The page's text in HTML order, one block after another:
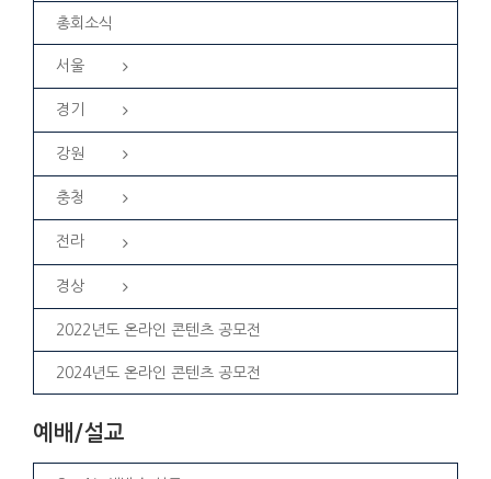
총회소식
서울
경기
강원
충청
전라
경상
2022년도 온라인 콘텐츠 공모전
2024년도 온라인 콘텐츠 공모전
예배/설교